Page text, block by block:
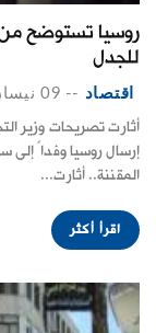
روسيا تستوضح
للجدل
اقتصاد -- 09 نيسان 2022
أثارت تصريحات وزير
إرسال روسيا وفداً إلى
المقننة.. أثارت...
اقرأ أكثر